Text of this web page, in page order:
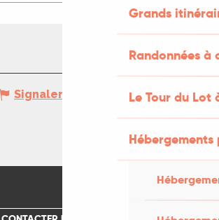
Grands
Randonnées
Le Tour du Lot
Signaler une erreur